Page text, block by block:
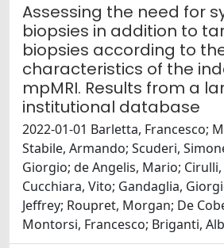
Assessing the need for
biopsies in addition to
biopsies according to
characteristics of the
mpMRI. Results from a
institutional database
2022-01-01 Barletta, Francesco;
Stabile, Armando; Scuderi,
Giorgio; de Angelis, Mario;
Cucchiara, Vito; Gandaglia,
Jeffrey; Roupret, Morgan; De
Montorsi, Francesco; Briganti,